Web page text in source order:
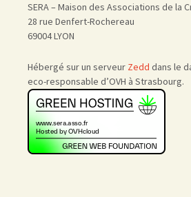
SERA – Maison des Associations de la
28 rue Denfert-Rochereau
69004 LYON
Hébergé sur un serveur Zedd dans le
eco-responsable d’OVH à Strasbourg.